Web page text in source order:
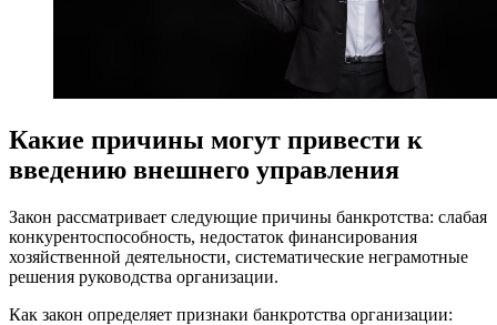
Какие причины могут привести к
введению внешнего управления
Закон рассматривает следующие причины банкротства: слабая
конкурентоспособность, недостаток финансирования
хозяйственной деятельности, систематические неграмотные
решения руководства организации.
Как закон определяет признаки банкротства организации: